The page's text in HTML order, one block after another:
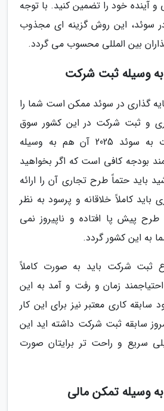
آینده خود را تضمین کنید. با توجه
در سوئد، این روش گزینه ای مجذوب
بین المللی محسوب می گردد.
وسیله ثبت شرکت
گذاری در سوئد ممکن است شما را
و ثبت شرکت در این کشور سوق
دهد در واقع مهاجرت به سوئد 2025 آن هم به وسیله
بودجه کافی است که اگر بخواهید
باید حتماً طرح تجاری آن را ارائه
کاملاً خلاقانه و پرسود به نظر
پیش پا افتاده و ناپیروز نمی
به این کشور گردد.
ثبت شرکت باید به صورت کاملاً
زمان و رفت و آمد به این
کاری معتبر نیز برای این کار
سابقه ثبت شرکت داشته اید این
سریع و راحت تر برایتان صورت
وسیله تمکن مالی